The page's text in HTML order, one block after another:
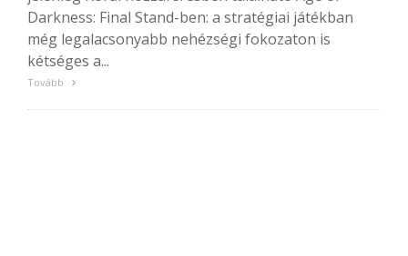
Darkness: Final Stand-ben: a stratégiai játékban
még legalacsonyabb nehézségi fokozaton is
kétséges a...
Tovább